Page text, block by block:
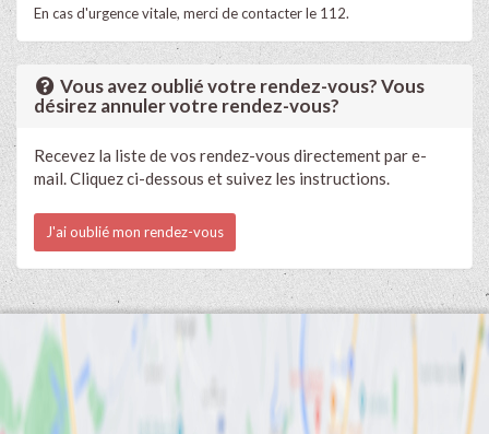
En cas d'urgence vitale, merci de contacter le 112.
Vous avez oublié votre rendez-vous? Vous
désirez annuler votre rendez-vous?
Recevez la liste de vos rendez-vous directement par e-
mail. Cliquez ci-dessous et suivez les instructions.
J'ai oublié mon rendez-vous